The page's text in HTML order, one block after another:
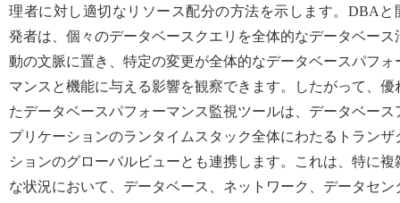
理者に対し適切なリソース配分の方法を示します。DBAと
発者は、個々のデータベースクエリを全体的なデータベース
動の文脈に置き、特定の変更が全体的なデータベースパフォ
マンスと機能に与える影響を観察できます。したがって、優
たデータベースパフォーマンス監視ツールは、データベース
プリケーションのランタイムスタック全体にわたるトランザ
ションのグローバルビューとも連携します。これは、特に複
な状況において、データベース、ネットワーク、データセン